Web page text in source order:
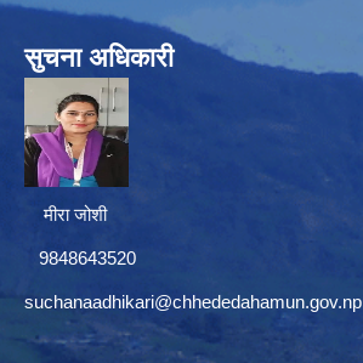
सुचना अधिकारी
मीरा जोशी
9848643520
suchanaadhikari@chhededahamun.gov.np